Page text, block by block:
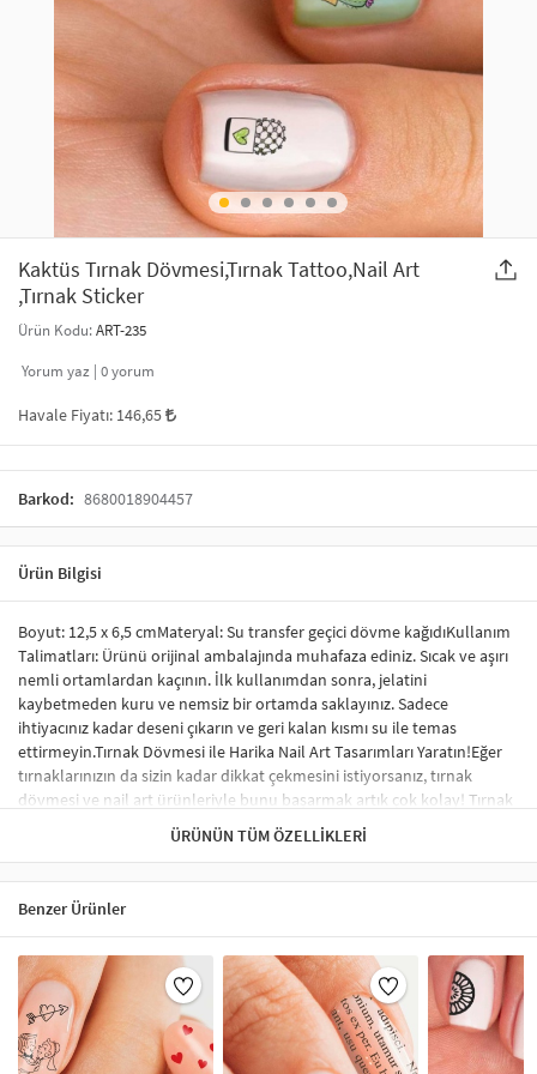
SAÇ AKSESUARLARI
GELİN / DÜĞÜN AKSESUARLARI
TELEFON ASKISI
MAKYAJ ÇANTASI
ŞAL VE FULAR
ODA KOKUSU VE MUM
PARTİ SÜSLERİ
KULLAN AT TABAK BARDAK SETİ
Kaktüs Tırnak Dövmesi,Tırnak Tattoo,Nail Art
,Tırnak Sticker
Ürün Kodu:ART-235
Yorum yaz | 0yorum
Havale Fiyatı: 146,65
Barkod: 8680018904457
Ürün Bilgisi
Boyut: 12,5 x 6,5 cmMateryal: Su transfer geçici dövme kağıdıKullanım
Talimatları: Ürünü orijinal ambalajında muhafaza ediniz. Sıcak ve aşırı
nemli ortamlardan kaçının. İlk kullanımdan sonra, jelatini
kaybetmeden kuru ve nemsiz bir ortamda saklayınız. Sadece
ihtiyacınız kadar deseni çıkarın ve geri kalan kısmı su ile temas
ettirmeyin.Tırnak Dövmesi ile Harika Nail Art Tasarımları Yaratın!Eğer
tırnaklarınızın da sizin kadar dikkat çekmesini istiyorsanız, tırnak
dövmesi ve nail art ürünleriyle bunu başarmak artık çok kolay! Tırnak
sticker ve su transfer dövmesi kullanarak tırnaklarınıza benzersiz
tasarımlar yapabilir, profesyonel bir görünüm elde edebilirsiniz.
nail-art malzemesi gerektirmez. İstediğiniz desen ve modelleri rahatça
uygulayabilirsiniz.Tırnak Sticker Nedir?Tırnak stickerları, tırnakları
süslemek için özel olarak tasarlanmış renkli, küçük desenlerdir.
Uygulama süreci oldukça basittir ve şık bir tırnak süsleme sonucu elde
etmenizi sağlar. Tırnak sticker çeşitleri arasında; tırnağın tamamını
kaplayan, tek renk oje görünümü verenler ve minik şekillerle süslenen
modeller yer almaktadır. Ayrıca, çiçek, karikatür figürleri ve hayvan
desenleri gibi çok çeşitli seçenekler de mevcuttur.Tırnak Sticker Nasıl
ÜRÜNÜN TÜM ÖZELLIKLERI
Benzer Ürünler